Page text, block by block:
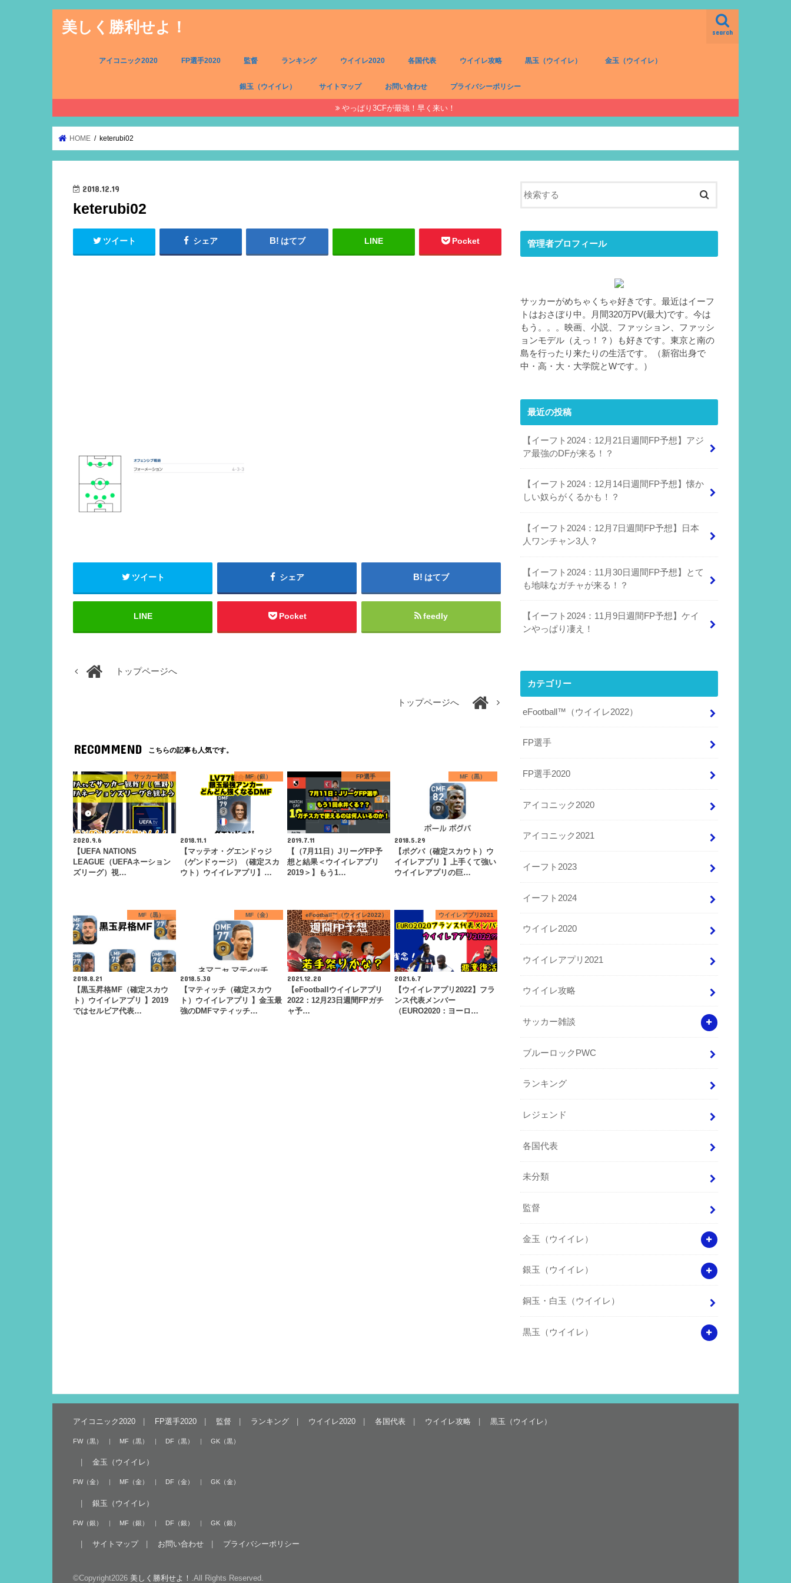
美しく勝利せよ！ search
アイコニック2020 FP選手2020 監督 ランキング ウイイレ2020 各国代表 ウイイレ攻略 黒玉（ウイイレ） 金玉（ウイイレ）
銀玉（ウイイレ） サイトマップ お問い合わせ プライバシーポリシー
やっぱり3CFが最強！早く来い！
HOME keterubi02
2018.12.19
keterubi02
ツイート シェア はてブ LINE Pocket
ツイート シェア はてブ
LINE Pocket feedly
トップページへ
トップページへ
RECOMMEND こちらの記事も人気です。
サッカー雑談
2020.9.6
【UEFA NATIONS
LEAGUE（UEFAネーション
ズリーグ）視…
MF（銀）
2018.11.1
【マッテオ・グエンドゥジ
（ゲンドゥージ）（確定スカ
ウト）ウイイレアプリ】…
FP選手
2019.7.11
【（7月11日）JリーグFP予
想と結果＜ウイイレアプリ
2019＞】もう1…
MF（黒）
2018.5.29
【ポグバ（確定スカウト）ウ
イイレアプリ 】上手くて強い
ウイイレアプリの巨…
MF（黒）
2018.8.21
【黒玉昇格MF（確定スカウ
ト）ウイイレアプリ 】2019
ではセルビア代表…
MF（金）
2018.5.30
【マティッチ（確定スカウ
ト）ウイイレアプリ 】金玉最
強のDMFマティッチ…
eFootball™（ウイイレ2022）
2021.12.20
【eFootballウイイレアプリ
2022：12月23日週間FPガチ
ャ予…
ウイイレアプリ2021
2021.6.7
【ウイイレアプリ2022】フラ
ンス代表メンバー
（EURO2020：ヨーロ…
管理者プロフィール
サッカーがめちゃくちゃ好きです。最近はイーフ
トはおさぼり中。月間320万PV(最大)です。今は
もう。。。映画、小説、ファッション、ファッシ
ョンモデル（えっ！？）も好きです。東京と南の
島を行ったり来たりの生活です。（新宿出身で
中・高・大・大学院とWです。）
最近の投稿
【イーフト2024：12月21日週間FP予想】アジ
ア最強のDFが来る！？
【イーフト2024：12月14日週間FP予想】懐か
しい奴らがくるかも！？
【イーフト2024：12月7日週間FP予想】日本
人ワンチャン3人？
【イーフト2024：11月30日週間FP予想】とて
も地味なガチャが来る！？
【イーフト2024：11月9日週間FP予想】ケイ
ンやっぱり凄え！
カテゴリー
eFootball™（ウイイレ2022）
FP選手
FP選手2020
アイコニック2020
アイコニック2021
イーフト2023
イーフト2024
ウイイレ2020
ウイイレアプリ2021
ウイイレ攻略
サッカー雑談
ブルーロックPWC
ランキング
レジェンド
各国代表
未分類
監督
金玉（ウイイレ）
銀玉（ウイイレ）
銅玉・白玉（ウイイレ）
黒玉（ウイイレ）
アイコニック2020 FP選手2020 監督 ランキング ウイイレ2020 各国代表 ウイイレ攻略 黒玉（ウイイレ）
FW（黒） MF（黒） DF（黒） GK（黒）
金玉（ウイイレ）
FW（金） MF（金） DF（金） GK（金）
銀玉（ウイイレ）
FW（銀） MF（銀） DF（銀） GK（銀）
サイトマップ お問い合わせ プライバシーポリシー
©Copyright2026 美しく勝利せよ！ .All Rights Reserved.